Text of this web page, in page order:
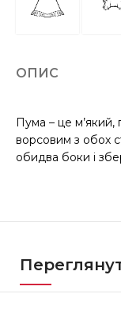
ОПИС
Пума – це
ворсовим з обох
обидва боки і